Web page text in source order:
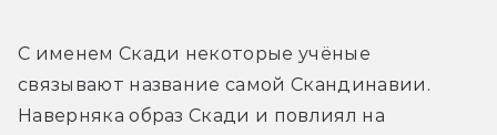
С именем Скади некоторые учёные
связывают название самой Скандинавии.
Наверняка образ Скади и повлиял на